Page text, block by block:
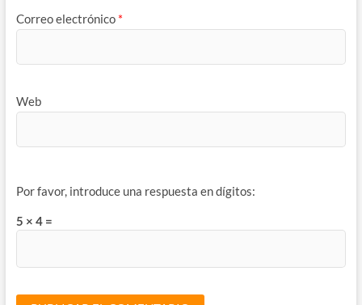
Correo electrónico *
Web
Por favor, introduce una respuesta en dígitos:
5 × 4 =